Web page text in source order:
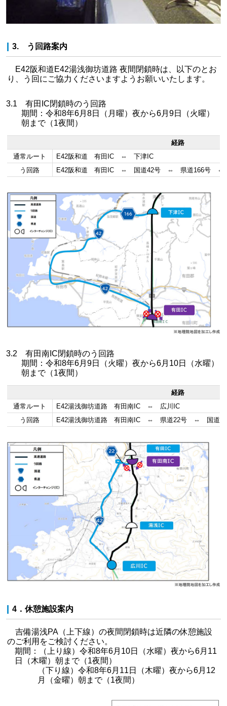
3. う回路案内
E42阪和道E42湯浅御坊道路 夜間閉鎖時は、以下のとお
り、う回にご協力くださいますようお願いいたします。
3.1 有田IC閉鎖時のう回路
期間：令和8年6月8日（月曜）夜から6月9日（火曜）
朝まで（1夜間）
経路
通常ルート
E42阪和道 有田IC ⇔ 下津IC
う回路
E42阪和道 有田IC ⇔ 国道42号 ⇔ 県道166号 ⇔
3.2 有田南IC閉鎖時のう回路
期間：令和8年6月9日（火曜）夜から6月10日（水曜）
朝まで（1夜間）
経路
通常ルート
E42湯浅御坊道路 有田南IC ⇔ 広川IC
う回路
E42湯浅御坊道路 有田南IC ⇔ 県道22号 ⇔ 国道
4．休憩施設案内
吉備湯浅PA（上下線）の夜間閉鎖時は近隣の休憩施設
のご利用をご検討ください。
期間：（上り線）令和8年6月10日（水曜）夜から6月11
日（木曜）朝まで（1夜間）
（下り線）令和8年6月11日（木曜）夜から6月12
月（金曜）朝まで（1夜間）